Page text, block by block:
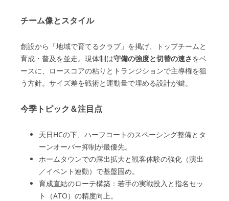
チーム像とスタイル
創設から「地域で育てるクラブ」を掲げ、トップチームと
育成・普及を並走。現体制は守備の強度と切替の速さをベ
ースに、ロースコアの粘りとトランジションで主導権を狙
う方針。サイズ差を戦術と運動量で埋める設計が鍵。
今季トピック＆注目点
天日HCの下、ハーフコートのスペーシング整備とタ
ーンオーバー抑制が最優先。
ホームタウンでの露出拡大と観客体験の強化（演出
／イベント連動）で基盤固め。
育成直結のローテ構築：若手の実戦投入と指名セッ
ト（ATO）の精度向上。